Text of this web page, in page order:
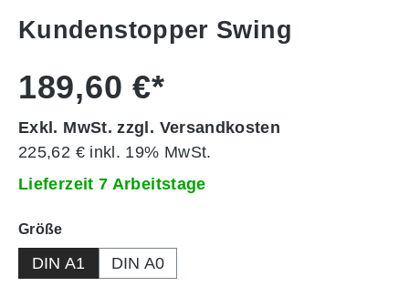
Kundenstopper Swing
189,60 €*
Exkl. MwSt. zzgl. Versandkosten
225,62 € inkl. 19% MwSt.
Lieferzeit 7 Arbeitstage
Größeauswählen
DIN A1 DIN A0